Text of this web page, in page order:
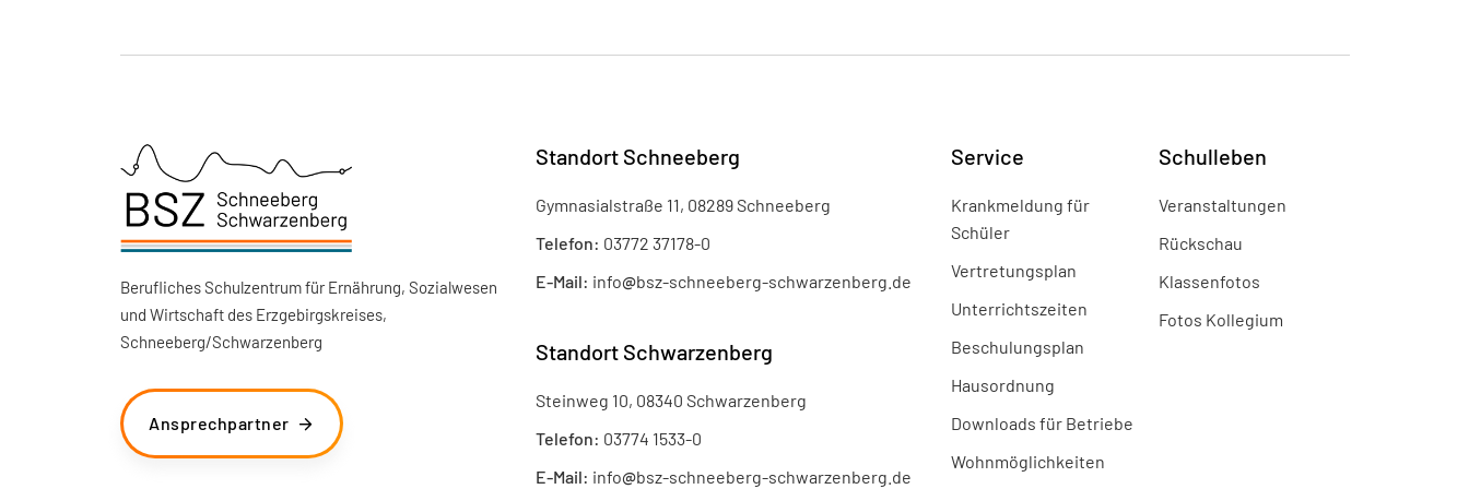
Berufliches Schulzentrum für Ernährung, Sozialwesen
und Wirtschaft des Erzgebirgskreises,
Schneeberg/Schwarzenberg
Ansprechpartner
Standort Schneeberg
Gymnasialstraße 11, 08289 Schneeberg
Telefon: 03772 37178-0
E-Mail: info@bsz-schneeberg-schwarzenberg.de
Standort Schwarzenberg
Steinweg 10, 08340 Schwarzenberg
Telefon: 03774 1533-0
E-Mail: info@bsz-schneeberg-schwarzenberg.de
Service
Krankmeldung für
Schüler
Vertretungsplan
Unterrichtszeiten
Beschulungsplan
Hausordnung
Downloads für Betriebe
Wohnmöglichkeiten
Schulleben
Veranstaltungen
Rückschau
Klassenfotos
Fotos Kollegium